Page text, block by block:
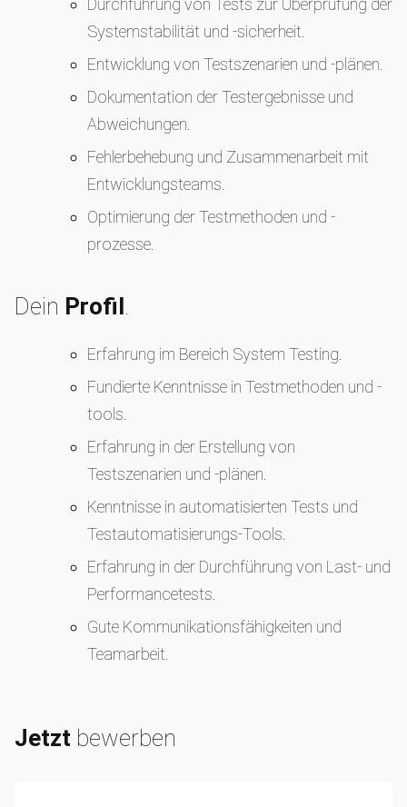
Durchführung von Tests zur Überprüfung der
Systemstabilität und -sicherheit.
Entwicklung von Testszenarien und -plänen.
Dokumentation der Testergebnisse und
Abweichungen.
Fehlerbehebung und Zusammenarbeit mit
Entwicklungsteams.
Optimierung der Testmethoden und -
prozesse.
Dein Profil.
Erfahrung im Bereich System Testing.
Fundierte Kenntnisse in Testmethoden und -
tools.
Erfahrung in der Erstellung von
Testszenarien und -plänen.
Kenntnisse in automatisierten Tests und
Testautomatisierungs-Tools.
Erfahrung in der Durchführung von Last- und
Performancetests.
Gute Kommunikationsfähigkeiten und
Teamarbeit.
Jetzt bewerben